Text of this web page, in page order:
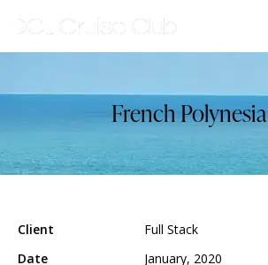
French Polynesia
Client
Full Stack
Date
January, 2020